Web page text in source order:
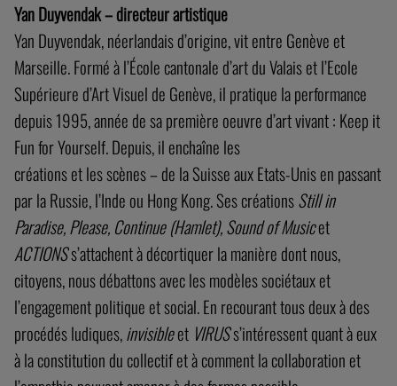
Yan Duyvendak – directeur artistique
Yan Duyvendak, néerlandais d’origine, vit entre Genève et
Marseille. Formé à l’École cantonale d’art du Valais et l’Ecole
Supérieure d’Art Visuel de Genève, il pratique la performance
depuis 1995, année de sa première oeuvre d’art vivant : Keep it
Fun for Yourself. Depuis, il enchaîne les
créations et les scènes – de la Suisse aux Etats-Unis en passant
par la Russie, l’Inde ou Hong Kong. Ses créationsStill in
Paradise,Please, Continue (Hamlet), Sound of Musicet
ACTIONSs’attachent à décortiquer la manière dont nous,
citoyens, nous débattons avec les modèles sociétaux et
l’engagement politique et social. En recourant tous deux à des
procédés ludiques,invisibleet VIRUSs’intéressent quant à eux
à la constitution du collectif et à comment la collaboration et